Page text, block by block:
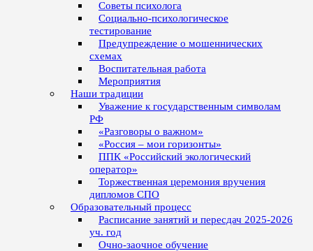
Советы психолога
Социально-психологическое
тестирование
Предупреждение о мошеннических
схемах
Воспитательная работа
Мероприятия
Наши традиции
Уважение к государственным символам
РФ
«Разговоры о важном»
«Россия – мои горизонты»
ППК «Российский экологический
оператор»
Торжественная церемония вручения
дипломов СПО
Образовательный процесс
Расписание занятий и пересдач 2025-2026
уч. год
Очно-заочное обучение